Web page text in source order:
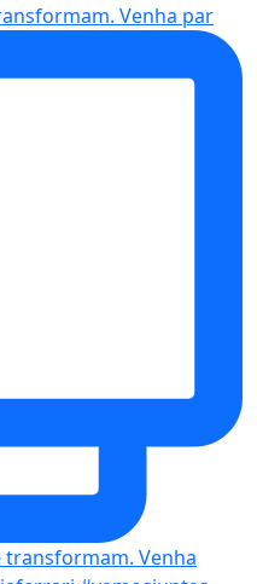
Venha par